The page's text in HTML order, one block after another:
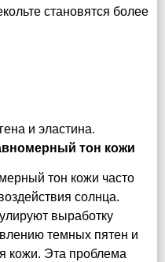
становятся более
и эластина.
тон кожи
тон кожи часто
солнца.
выработку
темных пятен и
кожи. Эта проблема